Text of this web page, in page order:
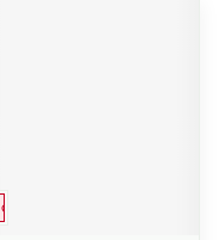
Geneesmiddel